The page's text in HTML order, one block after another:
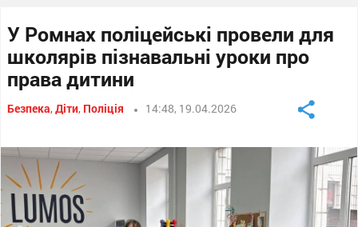
У Ромнах поліцейські провели для
школярів пізнавальні уроки про
права дитини
Безпека,Діти, Поліція 14:48, 19.04.2026